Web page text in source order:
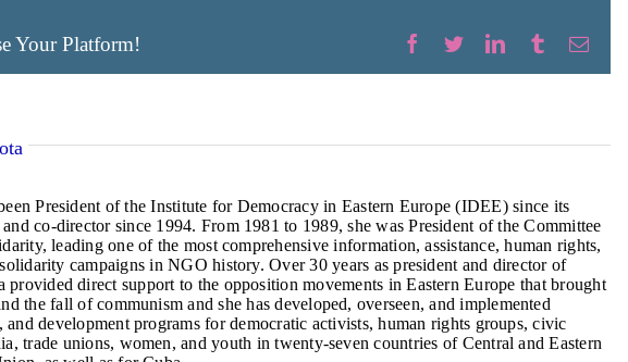
Your Platform! Facebook
TwitterLinkedIn
TumblrEmail
President of the Institute for Democracy in Eastern Europe (IDEE) since its
co-director since 1994. From 1981 to 1989, she was President of the Committee
leading one of the most comprehensive information, assistance, human rights,
campaigns in NGO history. Over 30 years as president and director of
provided direct support to the opposition movements in Eastern Europe that brought
the fall of communism and she has developed, overseen, and implemented
and development programs for democratic activists, human rights groups, civic
trade unions, women, and youth in twenty-seven countries of Central and Eastern